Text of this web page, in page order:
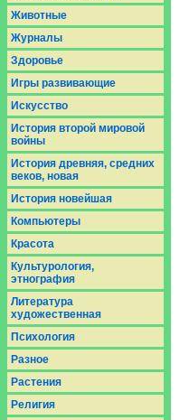
Животные
Журналы
Здоровье
Игры развивающие
Искусство
История второй мировой
войны
История древняя, средних
веков, новая
История новейшая
Компьютеры
Красота
Культурология,
этнография
Литература
художественная
Психология
Разное
Растения
Религия